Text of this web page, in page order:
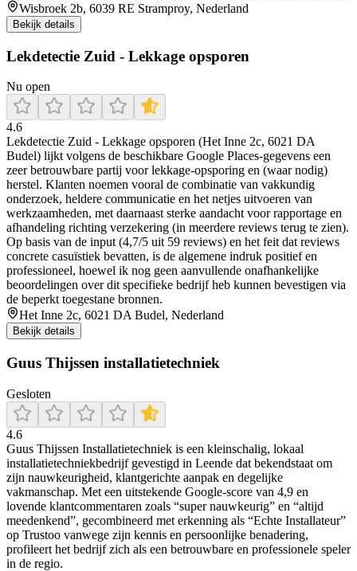
Wisbroek 2b, 6039 RE Stramproy, Nederland
Bekijk details
Lekdetectie Zuid - Lekkage opsporen
Nu open
4.6
Lekdetectie Zuid - Lekkage opsporen (Het Inne 2c, 6021 DA
Budel) lijkt volgens de beschikbare Google Places-gegevens een
zeer betrouwbare partij voor lekkage-opsporing en (waar nodig)
herstel. Klanten noemen vooral de combinatie van vakkundig
onderzoek, heldere communicatie en het netjes uitvoeren van
werkzaamheden, met daarnaast sterke aandacht voor rapportage en
afhandeling richting verzekering (in meerdere reviews terug te zien).
Op basis van de input (4,7/5 uit 59 reviews) en het feit dat reviews
concrete casuïstiek bevatten, is de algemene indruk positief en
professioneel, hoewel ik nog geen aanvullende onafhankelijke
beoordelingen over dit specifieke bedrijf heb kunnen bevestigen via
de beperkt toegestane bronnen.
Het Inne 2c, 6021 DA Budel, Nederland
Bekijk details
Guus Thijssen installatietechniek
Gesloten
4.6
Guus Thijssen Installatietechniek is een kleinschalig, lokaal
installatietechniekbedrijf gevestigd in Leende dat bekendstaat om
zijn nauwkeurigheid, klantgerichte aanpak en degelijke
vakmanschap. Met een uitstekende Google-score van 4,9 en
lovende klantcommentaren zoals “super nauwkeurig” en “altijd
meedenkend”, gecombineerd met erkenning als “Echte Installateur”
op Trustoo vanwege zijn kennis en persoonlijke benadering,
profileert het bedrijf zich als een betrouwbare en professionele speler
in de regio.